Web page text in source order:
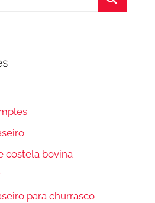
costela bovina
para churrasco